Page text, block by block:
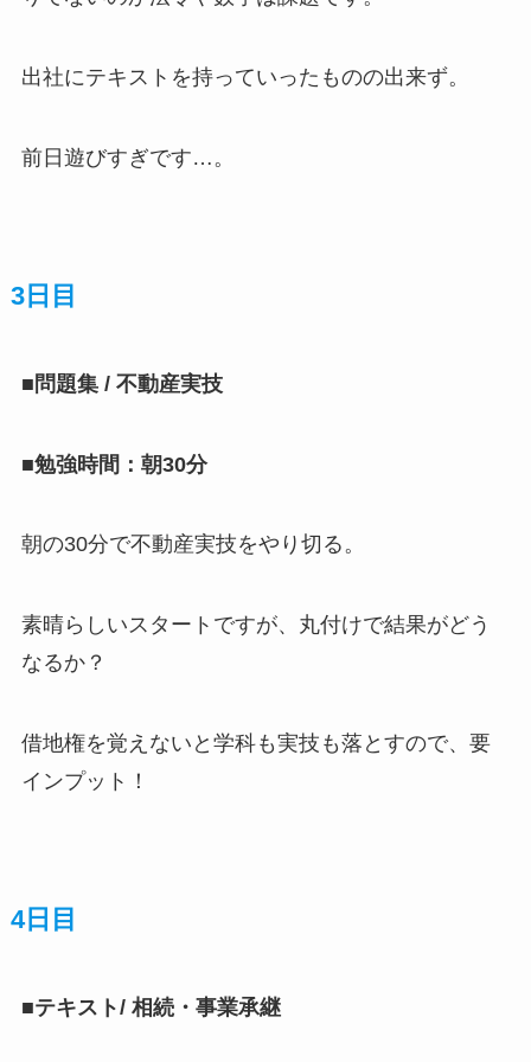
出社にテキストを持っていったものの出来ず。
前日遊びすぎです…。
3日目
■問題集 / 不動産実技
■勉強時間：朝30分
朝の30分で不動産実技をやり切る。
素晴らしいスタートですが、丸付けで結果がどう
なるか？
借地権を覚えないと学科も実技も落とすので、要
インプット！
4日目
■テキスト/ 相続・事業承継